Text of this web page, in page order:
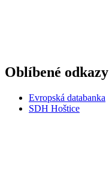
Oblíbené odkazy
Evropská databanka
SDH Hoštice